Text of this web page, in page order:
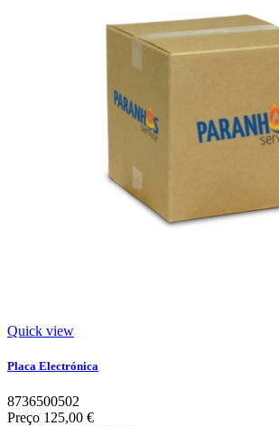
Quick view
Placa Electrónica
8736500502
Preço 125,00 €